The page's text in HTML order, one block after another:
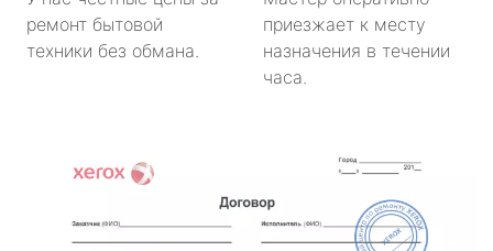
ремонт бытовой
техники без обмана.
приезжает к месту
назначения в течении
часа.